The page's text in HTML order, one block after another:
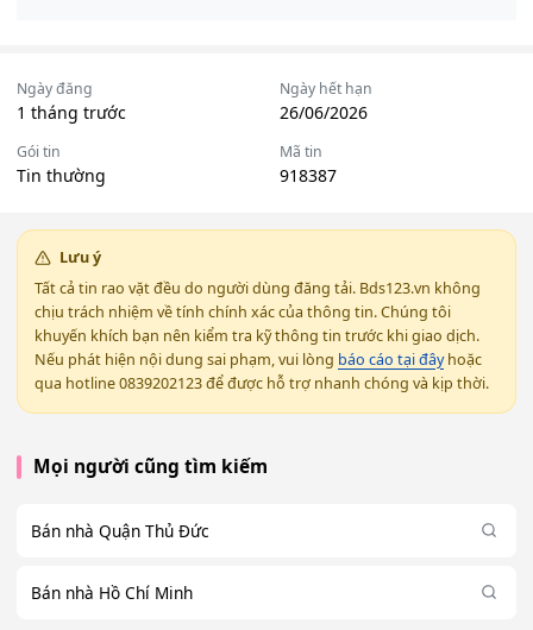
Ngày đăng
1 tháng trước
Ngày hết hạn
26/06/2026
Gói tin
Tin thường
Mã tin
918387
Lưu ý
Tất cả tin rao vặt đều do người dùng đăng tải. Bds123.vn không
chịu trách nhiệm về tính chính xác của thông tin. Chúng tôi
khuyến khích bạn nên kiểm tra kỹ thông tin trước khi giao dịch.
Nếu phát hiện nội dung sai phạm, vui lòng báo cáo tại đâyhoặc
qua hotline 0839202123 để được hỗ trợ nhanh chóng và kịp thời.
Mọi người cũng tìm kiếm
Bán nhà Quận Thủ Đức
Bán nhà Hồ Chí Minh